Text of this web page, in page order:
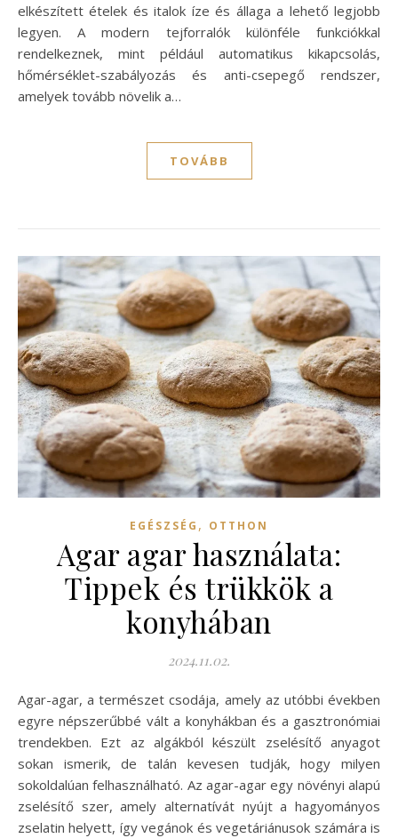
elkészített ételek és italok íze és állaga a lehető legjobb
legyen. A modern tejforralók különféle funkciókkal
rendelkeznek, mint például automatikus kikapcsolás,
hőmérséklet-szabályozás és anti-csepegő rendszer,
amelyek tovább növelik a…
TOVÁBB
EGÉSZSÉG , OTTHON
Agar agar használata:
Tippek és trükkök a
konyhában
2024.11.02.
Agar-agar, a természet csodája, amely az utóbbi években
egyre népszerűbbé vált a konyhákban és a gasztronómiai
trendekben. Ezt az algákból készült zselésítő anyagot
sokan ismerik, de talán kevesen tudják, hogy milyen
sokoldalúan felhasználható. Az agar-agar egy növényi alapú
zselésítő szer, amely alternatívát nyújt a hagyományos
zselatin helyett, így vegánok és vegetáriánusok számára is